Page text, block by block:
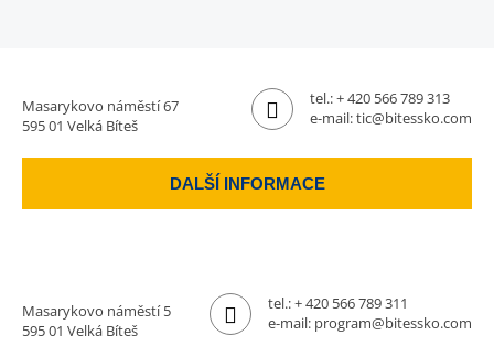
Masarykovo náměstí 67
595 01 Velká Bíteš
tel.:+ 420 566 789 313
e-mail:tic@bitessko.com
DALŠÍ INFORMACE
Masarykovo náměstí 5
595 01 Velká Bíteš
tel.:+ 420 566 789 311
e-mail: program@bitessko.com